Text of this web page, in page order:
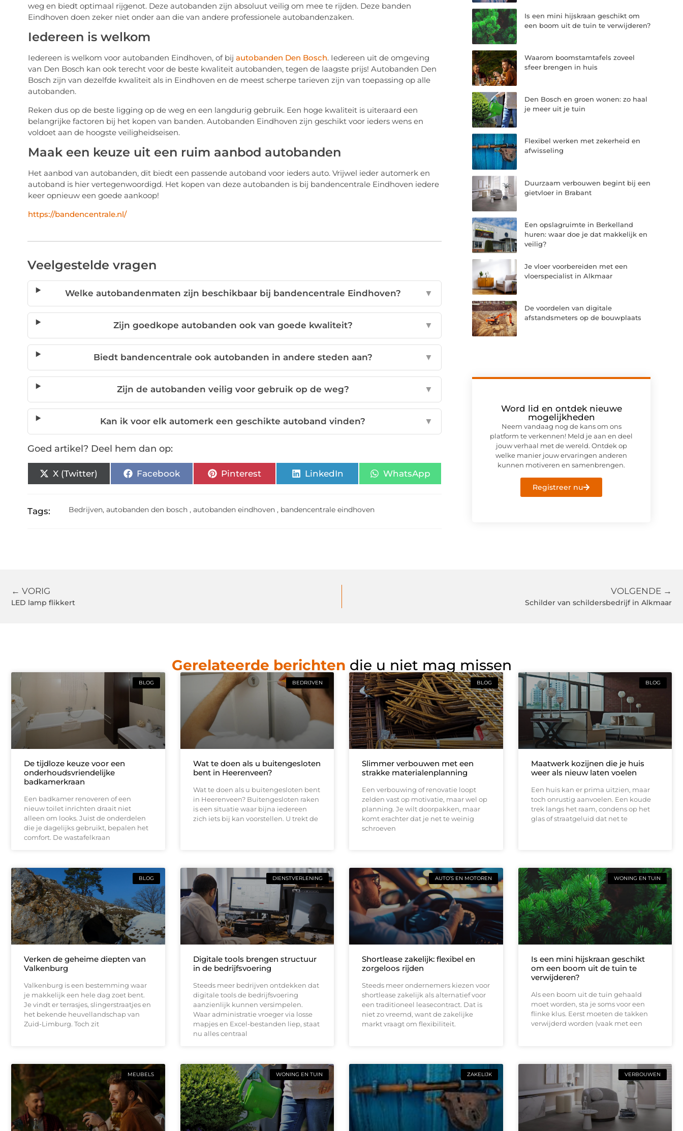
weg en biedt optimaal rijgenot. Deze autobanden zijn absoluut veilig om mee te rijden. Deze banden
Eindhoven doen zeker niet onder aan die van andere professionele autobandenzaken.
Iedereen is welkom
Iedereen is welkom voor autobanden Eindhoven, of bij autobanden Den Bosch. Iedereen uit de omgeving
van Den Bosch kan ook terecht voor de beste kwaliteit autobanden, tegen de laagste prijs! Autobanden Den
Bosch zijn van dezelfde kwaliteit als in Eindhoven en de meest scherpe tarieven zijn van toepassing op alle
autobanden.
Reken dus op de beste ligging op de weg en een langdurig gebruik. Een hoge kwaliteit is uiteraard een
belangrijke factoren bij het kopen van banden. Autobanden Eindhoven zijn geschikt voor ieders wens en
voldoet aan de hoogste veiligheidseisen.
Maak een keuze uit een ruim aanbod autobanden
Het aanbod van autobanden, dit biedt een passende autoband voor ieders auto. Vrijwel ieder automerk en
autoband is hier vertegenwoordigd. Het kopen van deze autobanden is bij bandencentrale Eindhoven iedere
keer opnieuw een goede aankoop!
https://bandencentrale.nl/
Veelgestelde vragen
Welke autobandenmaten zijn beschikbaar bij bandencentrale Eindhoven? ▼
Zijn goedkope autobanden ook van goede kwaliteit? ▼
Biedt bandencentrale ook autobanden in andere steden aan? ▼
Zijn de autobanden veilig voor gebruik op de weg? ▼
Kan ik voor elk automerk een geschikte autoband vinden? ▼
Goed artikel? Deel hem dan op:
X (Twitter) Facebook Pinterest LinkedIn WhatsApp
Tags: Bedrijven,autobanden den bosch ,autobanden eindhoven , bandencentrale eindhoven
Is een mini hijskraan geschikt om
een boom uit de tuin te verwijderen?
Waarom boomstamtafels zoveel
sfeer brengen in huis
Den Bosch en groen wonen: zo haal
je meer uit je tuin
Flexibel werken met zekerheid en
afwisseling
Duurzaam verbouwen begint bij een
gietvloer in Brabant
Een opslagruimte in Berkelland
huren: waar doe je dat makkelijk en
veilig?
Je vloer voorbereiden met een
vloerspecialist in Alkmaar
De voordelen van digitale
afstandsmeters op de bouwplaats
Word lid en ontdek nieuwe
mogelijkheden
Neem vandaag nog de kans om ons
platform te verkennen! Meld je aan en deel
jouw verhaal met de wereld. Ontdek op
welke manier jouw ervaringen anderen
kunnen motiveren en samenbrengen.
Registreer nu
← VORIG
LED lamp flikkert
VOLGENDE →
Schilder van schildersbedrijf in Alkmaar
Gerelateerde berichten die u niet mag missen
BLOG
De tijdloze keuze voor een
onderhoudsvriendelijke
badkamerkraan
Een badkamer renoveren of een
nieuw toilet inrichten draait niet
alleen om looks. Juist de onderdelen
die je dagelijks gebruikt, bepalen het
comfort. De wastafelkraan
BEDRIJVEN
Wat te doen als u buitengesloten
bent in Heerenveen?
Wat te doen als u buitengesloten bent
in Heerenveen? Buitengesloten raken
is een situatie waar bijna iedereen
zich iets bij kan voorstellen. U trekt de
BLOG
Slimmer verbouwen met een
strakke materialenplanning
Een verbouwing of renovatie loopt
zelden vast op motivatie, maar wel op
planning. Je wilt doorpakken, maar
komt erachter dat je net te weinig
schroeven
BLOG
Maatwerk kozijnen die je huis
weer als nieuw laten voelen
Een huis kan er prima uitzien, maar
toch onrustig aanvoelen. Een koude
trek langs het raam, condens op het
glas of straatgeluid dat net te
BLOG
Verken de geheime diepten van
Valkenburg
Valkenburg is een bestemming waar
je makkelijk een hele dag zoet bent.
Je vindt er terrasjes, slingerstraatjes en
het bekende heuvellandschap van
Zuid-Limburg. Toch zit
DIENSTVERLENING
Digitale tools brengen structuur
in de bedrijfsvoering
Steeds meer bedrijven ontdekken dat
digitale tools de bedrijfsvoering
aanzienlijk kunnen versimpelen.
Waar administratie vroeger via losse
mapjes en Excel-bestanden liep, staat
nu alles centraal
AUTO’S EN MOTOREN
Shortlease zakelijk: flexibel en
zorgeloos rijden
Steeds meer ondernemers kiezen voor
shortlease zakelijk als alternatief voor
een traditioneel leasecontract. Dat is
niet zo vreemd, want de zakelijke
markt vraagt om flexibiliteit.
WONING EN TUIN
Is een mini hijskraan geschikt
om een boom uit de tuin te
verwijderen?
Als een boom uit de tuin gehaald
moet worden, sta je soms voor een
flinke klus. Eerst moeten de takken
verwijderd worden (vaak met een
MEUBELS WONING EN TUIN ZAKELIJK VERBOUWEN